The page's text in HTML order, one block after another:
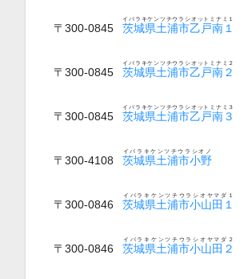
〒300-0845 茨城県土浦市乙戸南１
イバラキケンツチウラシオットミナミ１
〒300-0845 茨城県土浦市乙戸南２
イバラキケンツチウラシオットミナミ２
〒300-0845 茨城県土浦市乙戸南３
イバラキケンツチウラシオットミナミ３
〒300-4108 茨城県土浦市小野
イバラキケンツチウラシオノ
〒300-0846 茨城県土浦市小山田１
イバラキケンツチウラシオヤマダ１
〒300-0846 茨城県土浦市小山田２
イバラキケンツチウラシオヤマダ２